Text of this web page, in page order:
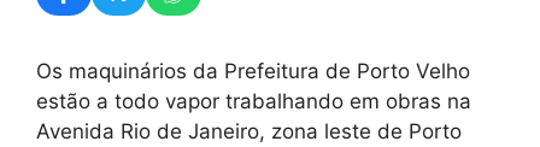
Os maquinários da Prefeitura de Porto Velho
estão a todo vapor trabalhando em obras na
Avenida Rio de Janeiro, zona leste de Porto